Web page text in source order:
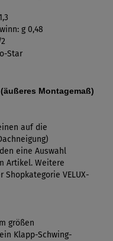
g 0,48
Star
Montagemaß)
auf die
eine Auswahl
Artikel. Weitere
VELUX-
größen
Klapp-Schwing-